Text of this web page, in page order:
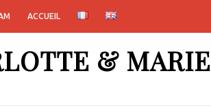
ACCUEIL
& MARIE